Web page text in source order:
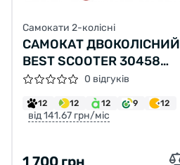
Самокати 2-колісні
САМОКАТ ДВОКОЛІСНИЙ
BEST SCOOTER 30458
ЧОРНИЙ
0 відгуків
12 12 12 9 12
від 141.67 грн/міс